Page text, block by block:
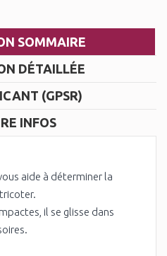
SOMMAIRE
DÉTAILLÉE
(GPSR)
INFOS
aide à déterminer la
il se glisse dans